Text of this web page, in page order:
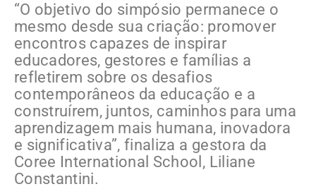
“O objetivo do simpósio permanece o
mesmo desde sua criação: promover
encontros capazes de inspirar
educadores, gestores e famílias a
refletirem sobre os desafios
contemporâneos da educação e a
construírem, juntos, caminhos para uma
aprendizagem mais humana, inovadora
e significativa”, finaliza a gestora da
Coree International School, Liliane
Constantini.